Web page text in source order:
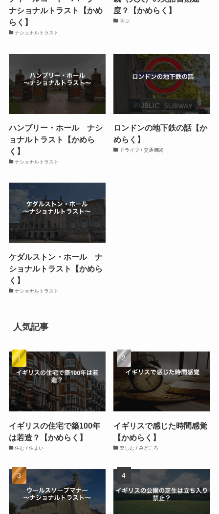
ナショナルトラスト【かめ
らく】
ナショナルトラスト
度？【かめらく】
学ぶ
ハンブリー・ホール ナシ
ョナルトラスト【かめら
く】
ナショナルトラスト
ロンドンの地下鉄の話【か
めらく】
ドライブ / 交通機関
ケダルストン・ホール ナ
ショナルトラスト【かめら
く】
ナショナルトラスト
人気記事
イギリスの住宅で築100年
は若造？【かめらく】
住む / 住まい
イギリスで感じた時間感覚
【かめらく】
楽しむ / みどころ